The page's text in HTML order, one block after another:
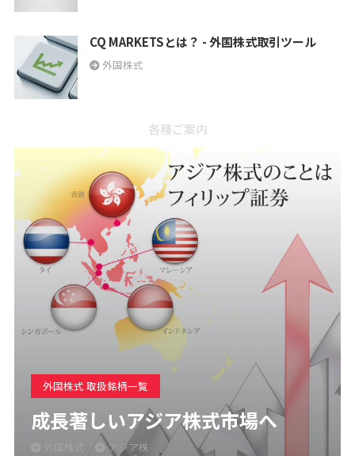
CQ MARKETSとは？ - 外国株式取引ツール
外国株式
各種ご案内
外国株式 取扱銘柄一覧
成長著しいアジア株式市場へ
アジア株